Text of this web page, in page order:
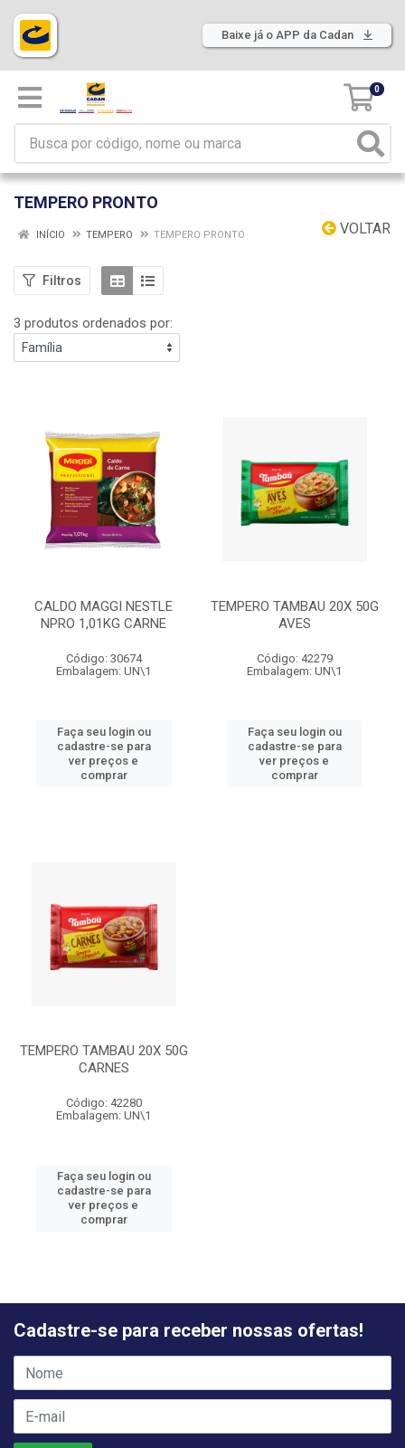
Baixe já o APP da Cadan
0
TEMPERO PRONTO
VOLTAR
INÍCIO TEMPERO TEMPERO PRONTO
Filtros
3 produtos ordenados por:
CALDO MAGGI NESTLE
NPRO 1,01KG CARNE
Código: 30674
Embalagem: UN\1
Faça seu login ou
cadastre-se para
ver preços e
comprar
TEMPERO TAMBAU 20X 50G
AVES
Código: 42279
Embalagem: UN\1
Faça seu login ou
cadastre-se para
ver preços e
comprar
TEMPERO TAMBAU 20X 50G
CARNES
Código: 42280
Embalagem: UN\1
Faça seu login ou
cadastre-se para
ver preços e
comprar
Cadastre-se para receber nossas ofertas!